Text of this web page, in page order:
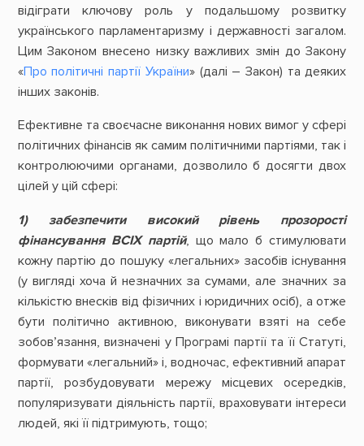
відіграти ключову роль у подальшому розвитку
українського парламентаризму і державності загалом.
Цим Законом внесено низку важливих змін до Закону
«Про політичні партії України» (далі – Закон) та деяких
інших законів.
Ефективне та своєчасне виконання нових вимог у сфері
політичних фінансів як самим політичними партіями, так і
контролюючими органами, дозволило б досягти двох
цілей у цій сфері:
1) забезпечити високий рівень прозорості
фінансування ВСІХ партій, що мало б стимулювати
кожну партію до пошуку «легальних» засобів існування
(у вигляді хоча й незначних за сумами, але значних за
кількістю внесків від фізичних і юридичних осіб), а отже
бути політично активною, виконувати взяті на себе
зобов’язання, визначені у Програмі партії та її Статуті,
формувати «легальний» і, водночас, ефективний апарат
партії, розбудовувати мережу місцевих осередків,
популяризувати діяльність партії, враховувати інтереси
людей, які її підтримують, тощо;